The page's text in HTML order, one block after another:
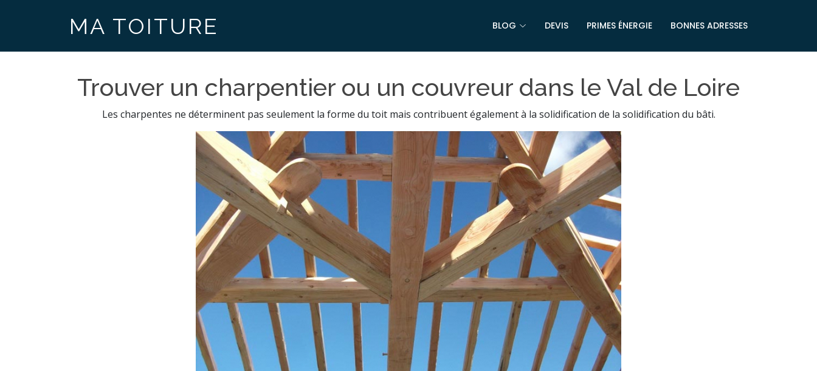
MA TOITURE BLOG DEVIS PRIMES ÉNERGIE BONNES ADRESSES
Trouver un charpentier ou un couvreur dans le Val de Loire
Les charpentes ne déterminent pas seulement la forme du toit mais contribuent également à la solidification de la solidification du bâti.